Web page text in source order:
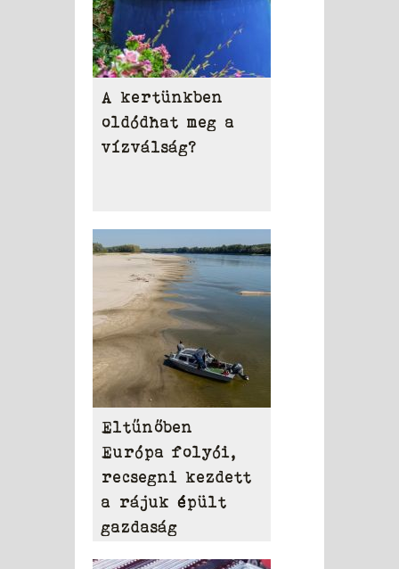
A kertünkben
oldódhat meg a
vízválság?
Eltűnőben
Európa folyói,
recsegni kezdett
a rájuk épült
gazdaság